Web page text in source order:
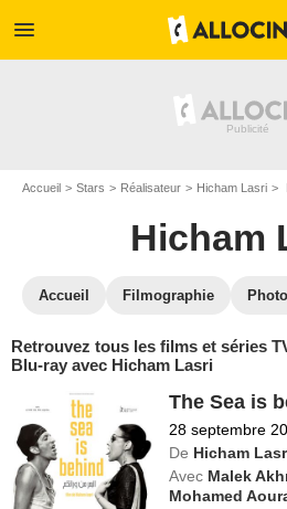
menu
Accueil Stars Réalisateur Hicham Lasri
Hicham
Accueil Filmographie
Retrouvez tous les films et séries
Blu-ray avec Hicham Lasri
The Sea is
28 septembre
De Hicham
Avec Malek
Mohamed